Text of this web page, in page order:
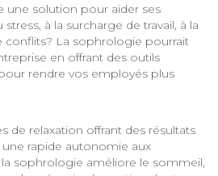
une solution pour aider ses
à la surcharge de travail, à la
conflits? La sophrologie pourrait
en offrant des outils
rendre vos employés plus
de relaxation offrant des résultats
rapide autonomie aux
sophrologie améliore le sommeil,